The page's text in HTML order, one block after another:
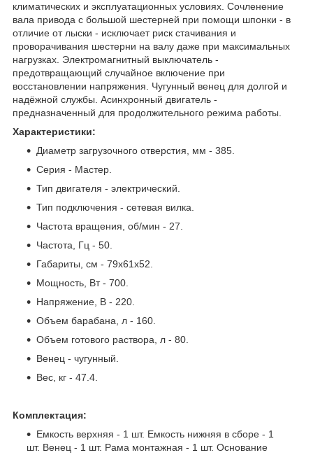
климатических и эксплуатационных условиях. Сочленение
вала привода с большой шестерней при помощи шпонки - в
отличие от лыски - исключает риск стачивания и
проворачивания шестерни на валу даже при максимальных
нагрузках. Электромагнитный выключатель -
предотвращающий случайное включение при
восстановлении напряжения. Чугунный венец для долгой и
надёжной службы. Асинхронный двигатель -
предназначенный для продолжительного режима работы.
Характеристики:
Диаметр загрузочного отверстия, мм - 385.
Серия - Мастер.
Тип двигателя - электрический.
Тип подключения - сетевая вилка.
Частота вращения, об/мин - 27.
Частота, Гц - 50.
Габариты, см - 79х61х52.
Мощность, Вт - 700.
Напряжение, В - 220.
Объем барабана, л - 160.
Объем готового раствора, л - 80.
Венец - чугунный.
Вес, кг - 47.4.
Комплектация:
Емкость верхняя - 1 шт. Емкость нижняя в сборе - 1
шт. Венец - 1 шт. Рама монтажная - 1 шт. Основание